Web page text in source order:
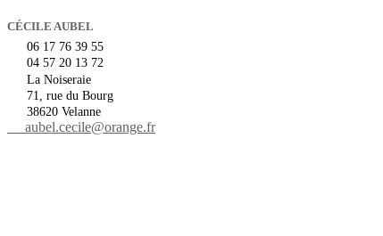
CÉCILE AUBEL
06 17 76 39 55
04 57 20 13 72
La Noiseraie
71, rue du Bourg
38620 Velanne
aubel.cecile@orange.fr